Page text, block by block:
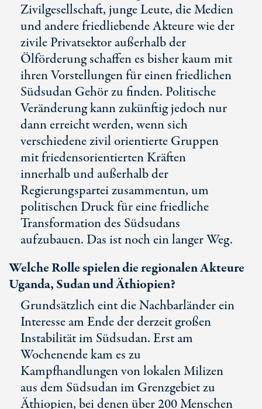
Zivilgesellschaft, junge Leute, die Medien
und andere friedliebende Akteure wie der
zivile Privatsektor außerhalb der
Ölförderung schaffen es bisher kaum mit
ihren Vorstellungen für einen friedlichen
Südsudan Gehör zu finden. Politische
Veränderung kann zukünftig jedoch nur
dann erreicht werden, wenn sich
verschiedene zivil orientierte Gruppen
mit friedensorientierten Kräften
innerhalb und außerhalb der
Regierungspartei zusammentun, um
politischen Druck für eine friedliche
Transformation des Südsudans
aufzubauen. Das ist noch ein langer Weg.
Welche Rolle spielen die regionalen Akteure
Uganda, Sudan und Äthiopien?
Grundsätzlich eint die Nachbarländer ein
Interesse am Ende der derzeit großen
Instabilität im Südsudan. Erst am
Wochenende kam es zu
Kampfhandlungen von lokalen Milizen
aus dem Südsudan im Grenzgebiet zu
Äthiopien, bei denen über 200 Menschen